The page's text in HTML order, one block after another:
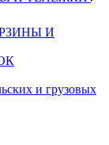
И
и грузовых